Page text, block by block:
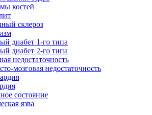
костей
склероз
диабет 1-го типа
диабет 2-го типа
недостаточность
мозговая недостаточность
состояние
язва